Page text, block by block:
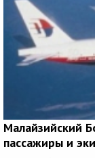
Малайзийский
пассажиры и